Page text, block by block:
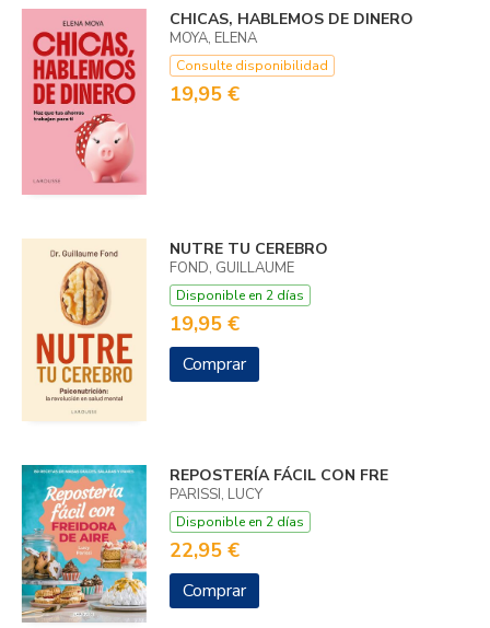
CHICAS, HABLEMOS DE DINERO
MOYA, ELENA
Consulte disponibilidad
19,95 €
NUTRE TU CEREBRO
FOND, GUILLAUME
Disponible en 2 días
19,95 €
Comprar
REPOSTERÍA FÁCIL CON FRE
PARISSI, LUCY
Disponible en 2 días
22,95 €
Comprar